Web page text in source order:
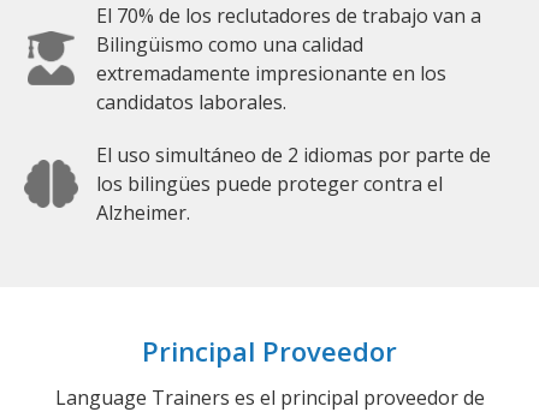
El 70% de los reclutadores de trabajo van a
Bilingüismo como una calidad
extremadamente impresionante en los
candidatos laborales.
El uso simultáneo de 2 idiomas por parte de
los bilingües puede proteger contra el
Alzheimer.
Principal Proveedor
Language Trainers es el principal proveedor de